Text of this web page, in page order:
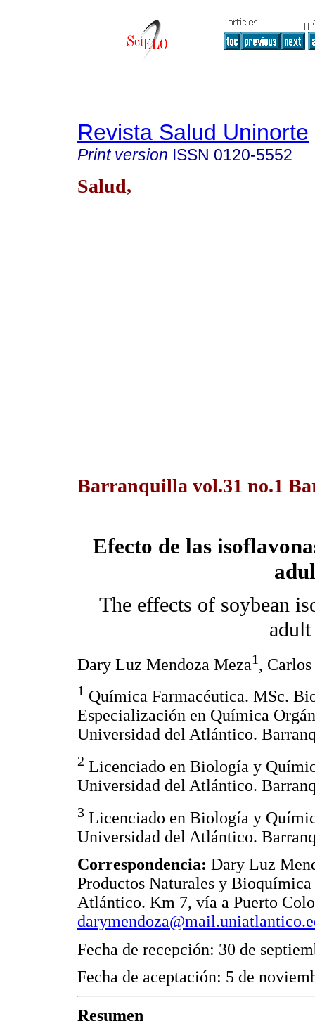
Revista Salud Uninorte
Print version ISSN 0120-5552
Salud,
Barranquilla vol.31 no.1
Efecto de las
The effects of soybean
Dary Luz Mendoza Meza1,
1 Química Farmacéutica. MSc.
Especialización en Química
Universidad del Atlántico.
2 Licenciado en Biología y
Universidad del Atlántico.
3 Licenciado en Biología y
Universidad del Atlántico.
Correspondencia: Dary Luz
Productos Naturales y
Atlántico. Km 7, vía a Puerto
Fecha de recepción: 30 de
Fecha de aceptación: 5 de
Resumen